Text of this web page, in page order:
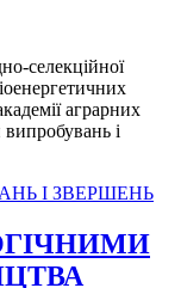
селекційної
аграрних
і
І ЗВЕРШЕНЬ